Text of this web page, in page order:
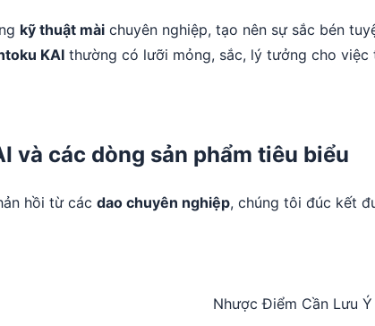
kỹ thuật mài chuyên nghiệp, tạo nên sự sắc bén
KAI thường có lưỡi mỏng, sắc, lý tưởng cho việc
và các dòng sản phẩm tiêu biểu
hồi từ các dao chuyên nghiệp, chúng tôi đúc kết
Nhược Điểm Cần Lưu Ý